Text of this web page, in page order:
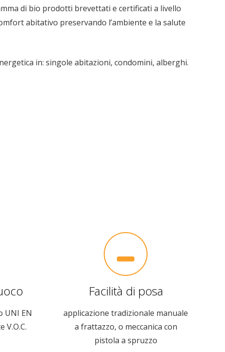
di bio prodotti brevettati e certificati a livello
abitativo preservando l’ambiente e la salute
in: singole abitazioni, condomini, alberghi.
UNI EN
V.O.C.
Facilità di posa
applicazione tradizionale manuale
a frattazzo, o meccanica con
pistola a spruzzo